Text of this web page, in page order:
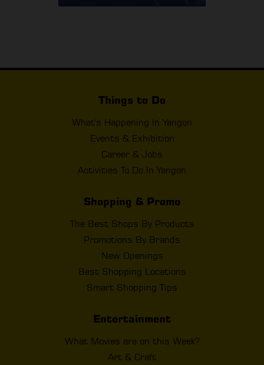
Things to Do
What's Happening In Yangon
Events & Exhibition
Career & Jobs
Activities To Do In Yangon
Shopping & Promo
The Best Shops By Products
Promotions By Brands
New Openings
Best Shopping Locations
Smart Shopping Tips
Entertainment
What Movies are on this Week?
Art & Craft